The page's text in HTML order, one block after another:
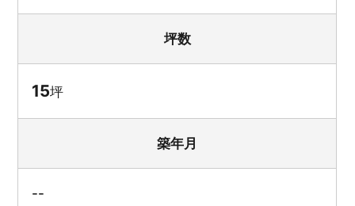
坪数
15坪
築年月
--